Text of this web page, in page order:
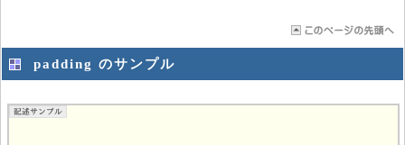
padding のサンプル